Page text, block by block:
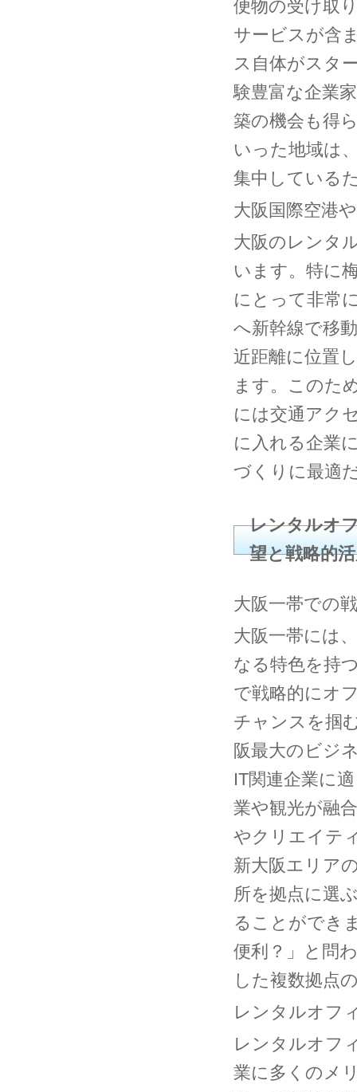
便物の受け取
サービスが含
ス自体がスタ
験豊富な企業
築の機会も得
いった地域は
集中している
大阪国際空港
大阪のレンタ
います。特に
にとって非常
へ新幹線で移
近距離に位置
ます。このた
には交通アク
に入れる企業
づくりに最適
レンタルオ
望と戦略的
大阪一帯での
大阪一帯には
なる特色を持
で戦略的にオ
チャンスを掴
阪最大のビジ
IT関連企業に
業や観光が融
やクリエイテ
新大阪エリア
所を拠点に選
ることができ
便利？」と問
した複数拠点
レンタルオフ
レンタルオフ
業に多くのメ